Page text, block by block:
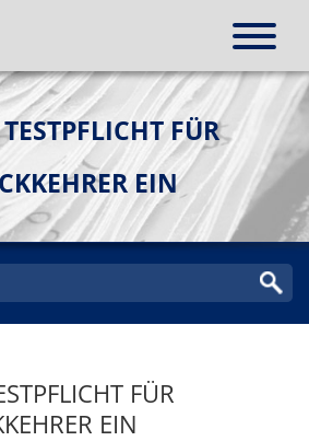
FÜR
EIN
FÜR
EIN